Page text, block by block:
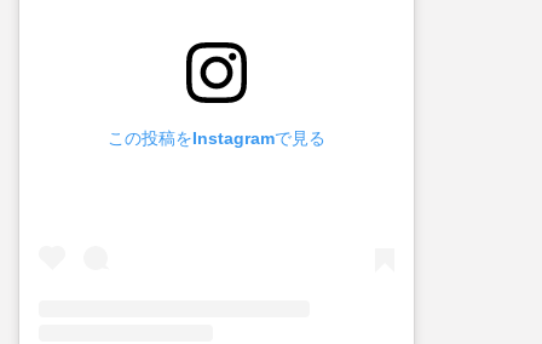
この投稿をInstagramで見る